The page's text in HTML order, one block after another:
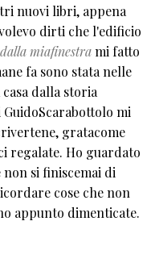
nuovi libri, appena
dirti che l'edificio
miafinestrami fatto
fa sono stata nelle
dalla storia
mi
gratacome
regalate. Ho guardato
si finiscemai di
cose che non
appunto dimenticate.